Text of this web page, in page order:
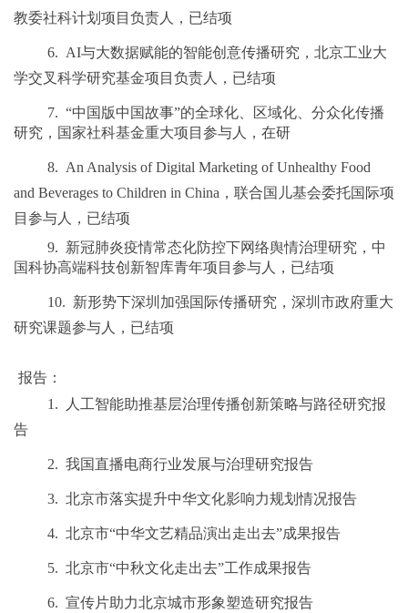
教委社科计划项目负责人，已结项
6. AI与大数据赋能的智能创意传播研究，北京工业大
学交叉科学研究基金项目负责人，已结项
7. “中国版中国故事”的全球化、区域化、分众化传播
研究 ，国家社科基金重大项目参与人，在研
8. An Analysis of Digital Marketing of Unhealthy Food
and Beverages to Children in China ，联合国儿基会委托国际项
目参与人，已结项
9. 新冠肺炎疫情常态化防控下网络舆情治理研究 ，中
国科协高端科技创新智库青年项目参与人，已结项
10. 新形势下深圳加强国际传播研究，深圳市政府重大
研究课题参与人，已结项
报告：
1.
人工智能助推基层治理传播创新策略与路径研究报
告
2. 我国直播电商行业发展与治理研究报告
3. 北京市落实提升中华文化影响力规划情况报告
4. 北京市“中华文艺精品演出走出去”成果报告
5. 北京市“中秋文化走出去”工作成果报告
6. 宣传片助力北京城市形象塑造研究报告